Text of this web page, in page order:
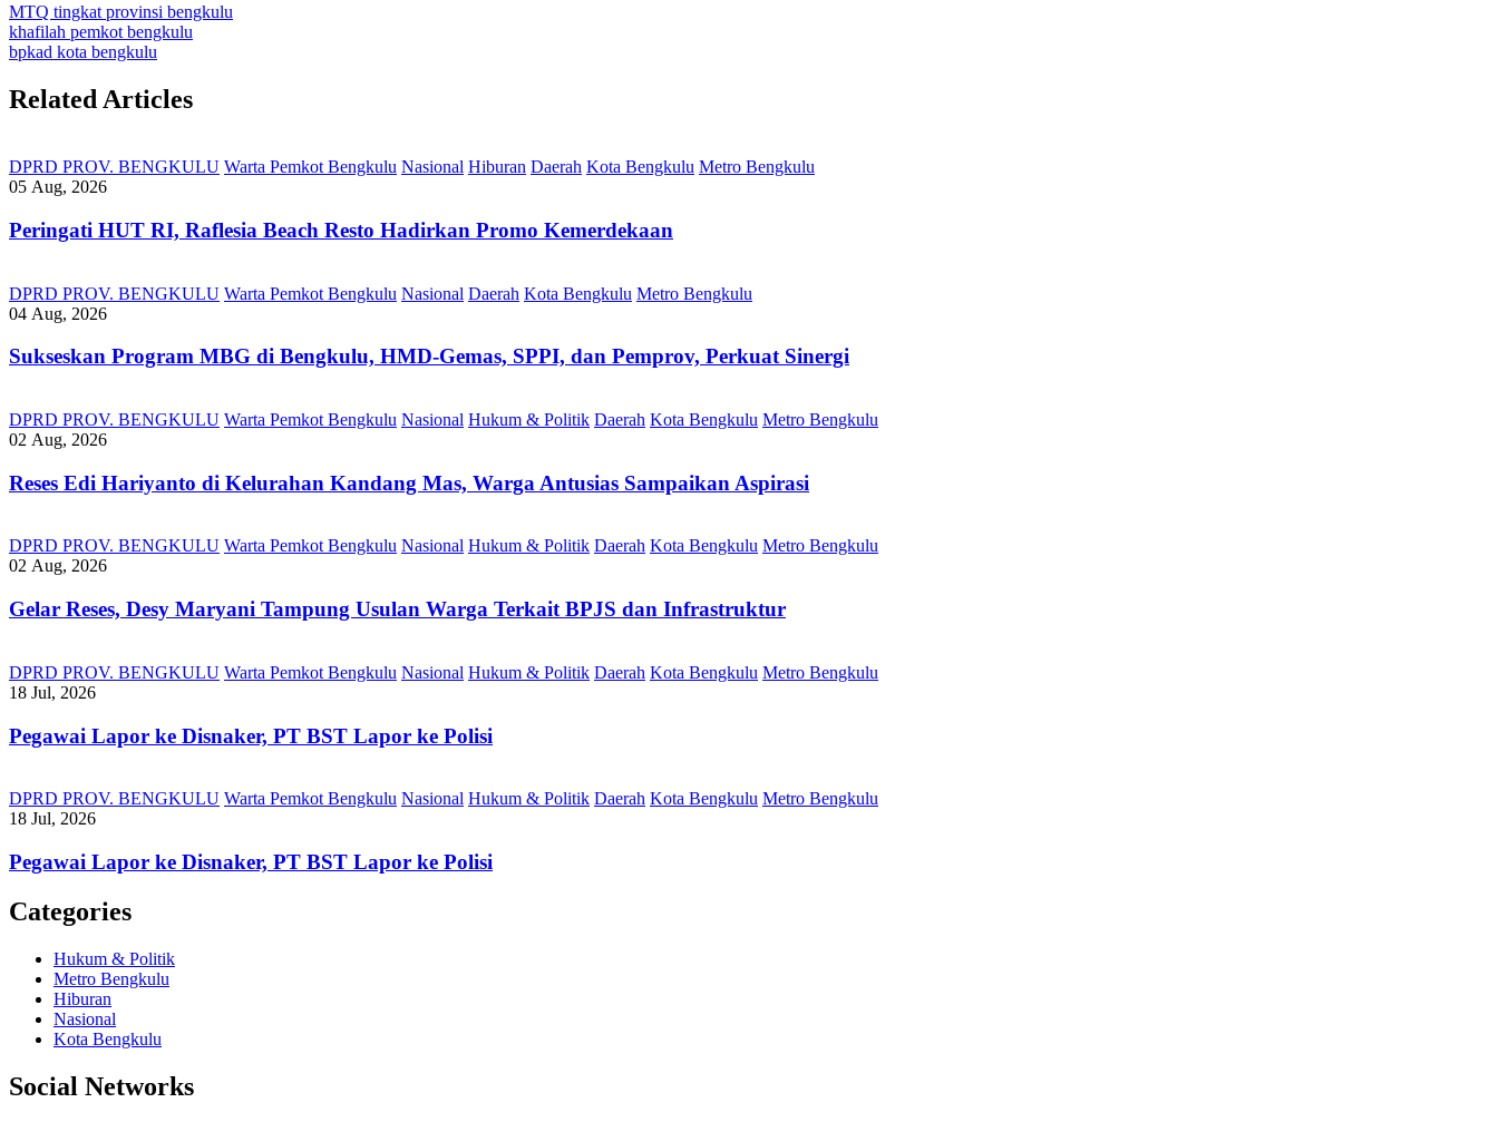
MTQ tingkat provinsi bengkulu
khafilah pemkot bengkulu
bpkad kota bengkulu
Related Articles
DPRD PROV. BENGKULU Warta Pemkot Bengkulu Nasional Hiburan Daerah Kota Bengkulu Metro Bengkulu
05 Aug, 2026
Peringati HUT RI, ‎Raflesia Beach Resto Hadirkan Promo Kemerdekaan
DPRD PROV. BENGKULU Warta Pemkot Bengkulu Nasional Daerah Kota Bengkulu Metro Bengkulu
04 Aug, 2026
Sukseskan Program MBG di Bengkulu, HMD-Gemas, SPPI, dan Pemprov, Perkuat Sinergi
DPRD PROV. BENGKULU Warta Pemkot Bengkulu Nasional Hukum & Politik Daerah Kota Bengkulu Metro Bengkulu
02 Aug, 2026
Reses Edi Hariyanto di Kelurahan Kandang Mas, Warga Antusias Sampaikan Aspirasi
DPRD PROV. BENGKULU Warta Pemkot Bengkulu Nasional Hukum & Politik Daerah Kota Bengkulu Metro Bengkulu
02 Aug, 2026
Gelar Reses, Desy Maryani Tampung Usulan Warga Terkait BPJS dan Infrastruktur
DPRD PROV. BENGKULU Warta Pemkot Bengkulu Nasional Hukum & Politik Daerah Kota Bengkulu Metro Bengkulu
18 Jul, 2026
Pegawai Lapor ke Disnaker, PT BST Lapor ke Polisi
DPRD PROV. BENGKULU Warta Pemkot Bengkulu Nasional Hukum & Politik Daerah Kota Bengkulu Metro Bengkulu
18 Jul, 2026
Pegawai Lapor ke Disnaker, PT BST Lapor ke Polisi
Categories
Hukum & Politik
Metro Bengkulu
Hiburan
Nasional
Kota Bengkulu
Social Networks